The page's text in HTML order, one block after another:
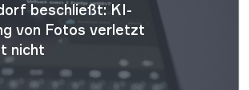
beschließt: KI-
von Fotos verletzt
nicht